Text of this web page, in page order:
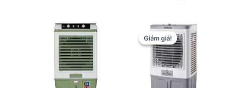
8.650.000 ₫.là:
Giảm giá!
Giảm giá!